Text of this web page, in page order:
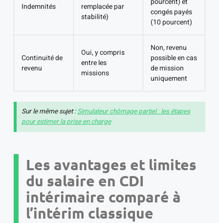
Indemnités
remplacée par
stabilité)
congés payés
(10 pourcent)
Continuité de
revenu
Oui, y compris
entre les
missions
Non, revenu
possible en cas
de mission
uniquement
Sur le même sujet :Simulateur chômage partiel : les étapes
pour estimer la prise en charge
Les avantages et limites
du salaire en CDI
intérimaire comparé à
l’intérim classique